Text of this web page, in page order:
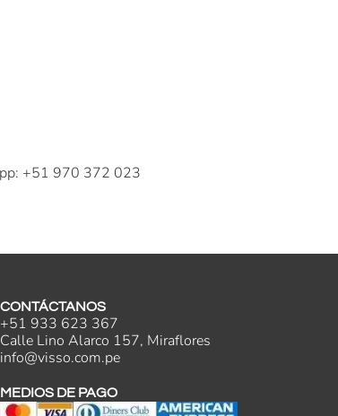
+51 970 372 023
CONTÁCTANOS
+51 933 623 367
Calle Lino Alarco 157, Miraflores
info@visso.com.pe
MEDIOS DE PAGO